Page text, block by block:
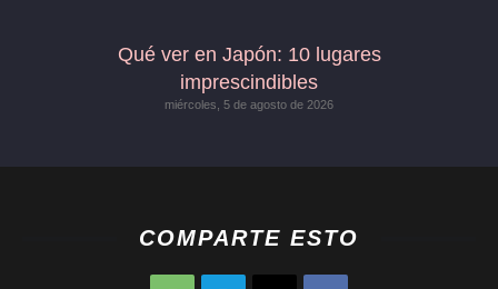
Qué ver en Japón: 10 lugares
imprescindibles
miércoles, 5 de agosto de 2026
COMPARTE ESTO